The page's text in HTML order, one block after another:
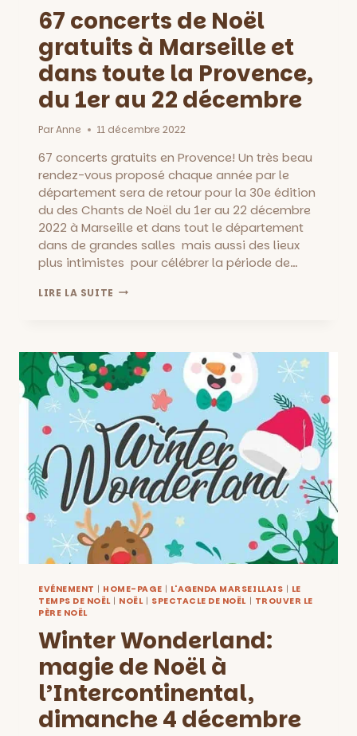
67 concerts de Noël
gratuits à Marseille et
dans toute la Provence,
du 1er au 22 décembre
ParAnne 11 décembre 2022
67 concerts gratuits en Provence! Un très beau
rendez-vous proposé chaque année par le
département sera de retour pour la 30e édition
du des Chants de Noël du 1er au 22 décembre
2022 à Marseille et dans tout le département
dans de grandes salles mais aussi des lieux
plus intimistes pour célébrer la période de…
LIRE LA SUITE 67
MARSEILLE
ET
TOUTE
LA
PROVENCE,
DU
1ER
AU
22
DÉCEMBRE
EVÉNEMENT | HOME-PAGE | L'AGENDA MARSEILLAIS | LE
TEMPS DE NOËL| NOËL| SPECTACLE DE NOËL | TROUVER LE
PÈRE NOËL
Winter Wonderland:
magie de Noël à
l’Intercontinental,
dimanche 4 décembre